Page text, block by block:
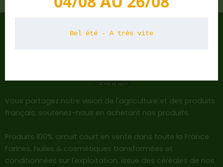
Vous partagez notre vision de l'agriculture et des produits
français, soutenez-nous en achetant nos produits.
Produits 100% circuit court en vente dans toute la France.
Farines, huiles & cosmétiques transformées et
conditionnées sur l'exploitation, issue des céréales de nos
Bel été - A très vite